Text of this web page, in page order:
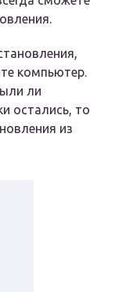
компьютер.
ли
остались, то
из